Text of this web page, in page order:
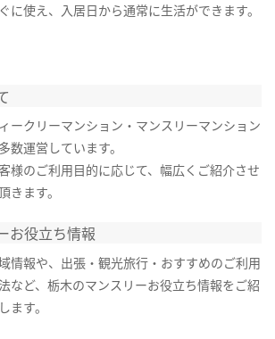
に使え、入居日から通常に生活ができます。
ークリーマンション・マンスリーマンション
数運営しています。
様のご利用目的に応じて、幅広くご紹介させ
きます。
お役立ち情報
情報や、出張・観光旅行・おすすめのご利用
など、栃木のマンスリーお役立ち情報をご紹
ます。